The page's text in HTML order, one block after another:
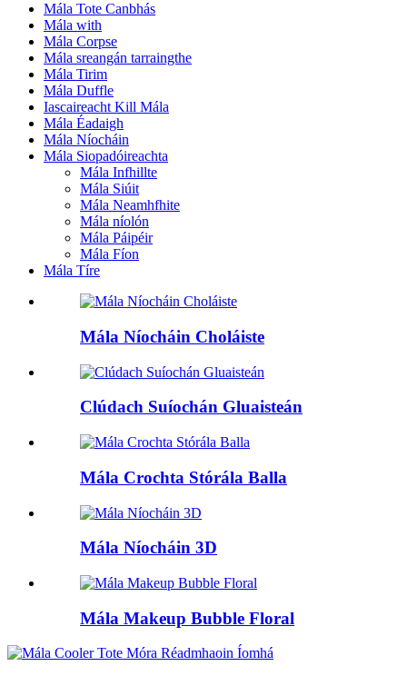
Mála Tote Canbhás
Mála with
Mála Corpse
Mála sreangán tarraingthe
Mála Tirim
Mála Duffle
Iascaireacht Kill Mála
Mála Éadaigh
Mála Níocháin
Mála Siopadóireachta
Mála Infhillte
Mála Siúit
Mála Neamhfhite
Mála níolón
Mála Páipéir
Mála Fíon
Mála Tíre
Mála Níocháin Choláiste
Clúdach Suíochán Gluaisteán
Mála Crochta Stórála Balla
Mála Níocháin 3D
Mála Makeup Bubble Floral